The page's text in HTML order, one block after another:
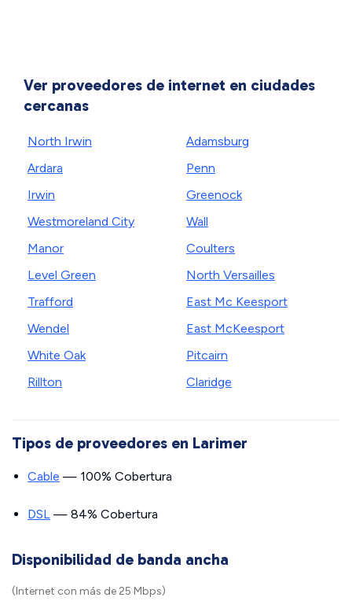
Ver proveedores de internet en ciudades
cercanas
North Irwin
Ardara
Irwin
Westmoreland City
Manor
Level Green
Trafford
Wendel
White Oak
Rillton
Adamsburg
Penn
Greenock
Wall
Coulters
North Versailles
East Mc Keesport
East McKeesport
Pitcairn
Claridge
Tipos de proveedores en Larimer
Cable — 100% Cobertura
DSL — 84% Cobertura
Disponibilidad de banda ancha
(Internet con más de 25 Mbps)